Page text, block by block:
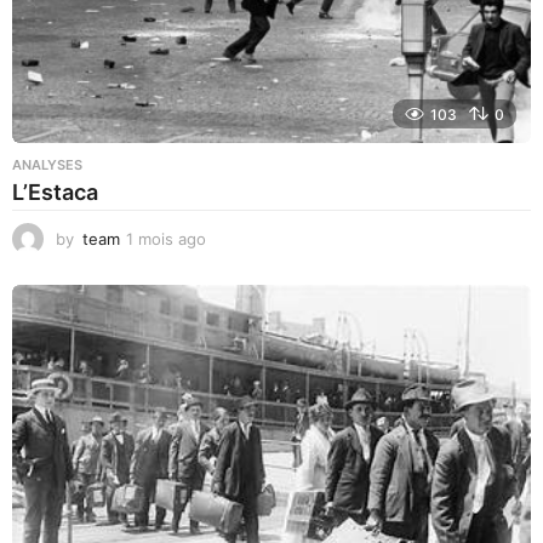
103 0
ANALYSES
L’Estaca
by team 1 mois ago
i
s
a
o